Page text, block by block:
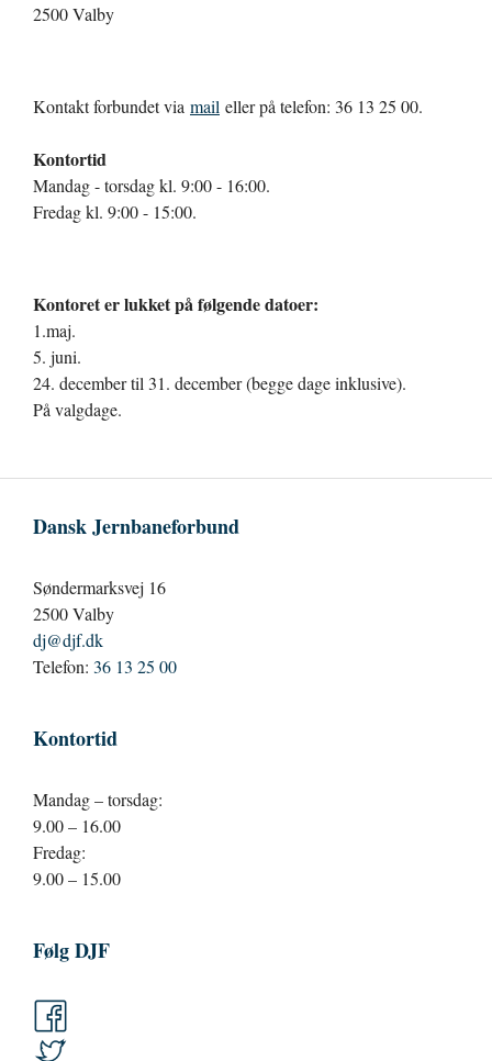
2500 Valby
Kontakt forbundet via mail eller på telefon: 36 13 25 00.
Kontortid
Mandag - torsdag kl. 9:00 - 16:00.
Fredag kl. 9:00 - 15:00.
Kontoret er lukket på følgende datoer:
1.maj.
5. juni.
24. december til 31. december (begge dage inklusive).
På valgdage.
Dansk Jernbaneforbund
Søndermarksvej 16
2500 Valby
dj@djf.dk
Telefon: 36 13 25 00
Kontortid
Mandag – torsdag:
9.00 – 16.00
Fredag:
9.00 – 15.00
Følg DJF